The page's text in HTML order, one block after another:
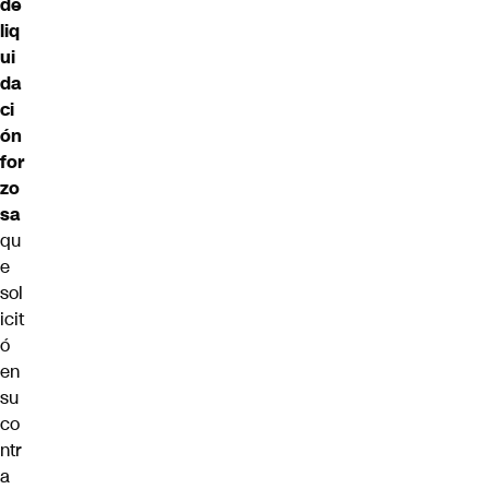
liq
ui
da
ci
ón
for
zo
sa
qu
e
sol
icit
ó
en
su
co
ntr
a